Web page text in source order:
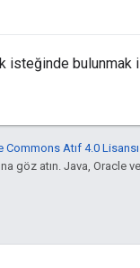
isteğinde
Commons Atıf 4.0 Lisansı
göz atın. Java, Oracle